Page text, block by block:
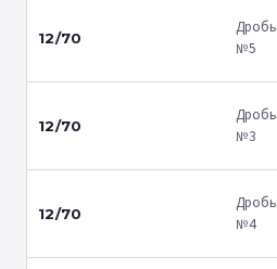
12/70
Дробь
№5
12/70
Дробь
№3
12/70
Дробь
№4